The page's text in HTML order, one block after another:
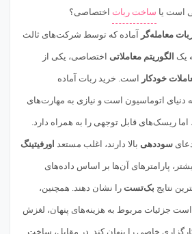
است یا ساخت ربات اختصاصی؟
معامله‌گر آماده که توسط شرکت‌های ثالث
یک الگوریتم معاملاتی اختصاصی، یکی از
خودکار است. خرید ربات آماده
دنیای اتوماسیون است و نیازی به مهارت‌های
اما ریسک‌های قابل توجهی را به همراه دارد.
سوددهی بالا دارند، اغلب مستعد اورفیتینگ
پارامترهای آن‌ها بر اساس داده‌های
نتایج بک‌تست را نشان دهند. همچنین،
جزئیات مربوط به هزینه‌های پنهان، لغزش
خاصی را پنهان کند. در مقابل، ساخت